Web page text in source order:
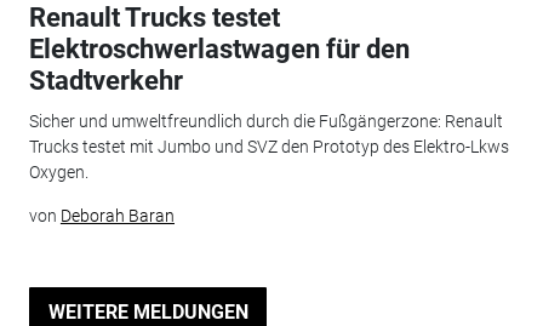
Renault Trucks testet
Elektroschwerlastwagen für den
Stadtverkehr
Sicher und umweltfreundlich durch die Fußgängerzone: Renault
Trucks testet mit Jumbo und SVZ den Prototyp des Elektro-Lkws
Oxygen.
von Deborah Baran
WEITERE MELDUNGEN